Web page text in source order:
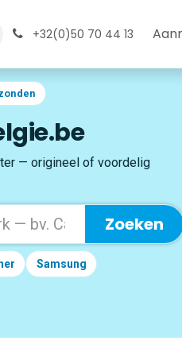
+32(0)50 70 44 13
— origineel of voordelig
Zoeken
Samsung